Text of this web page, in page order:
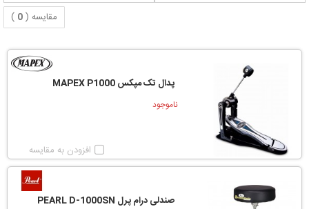
مقایسه (0
)
پدال تک مپکس MAPEX P1000
ناموجود
افزودن به مقایسه
صندلی درام پرل PEARL D-1000SN